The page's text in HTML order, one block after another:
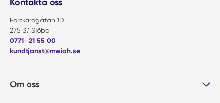
Kontakta oss
Forskaregatan 1D
275 37 Sjöbo
0771- 21 55 00
kundtjanst@mwiah.se
Om oss